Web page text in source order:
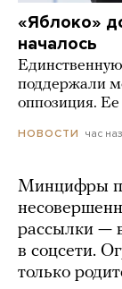
«Яблоко»
началось
поддержали
оппозиция. Ее
НОВОСТИ час
Минцифры
рассылки —
в соцсети.
только